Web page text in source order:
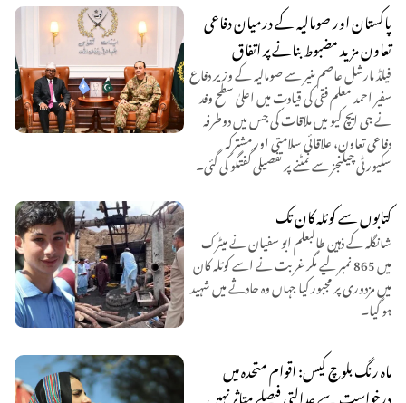
پاکستان اور صومالیہ کے درمیان دفاعی
تعاون مزید مضبوط بنانے پر اتفاق
فیلڈ مارشل عاصم منیر سے صومالیہ کے وزیر دفاع
سفیر احمد معلم فقی کی قیادت میں اعلیٰ سطح وفد
نے جی ایچ کیو میں ملاقات کی جس میں دوطرفہ
دفاعی تعاون، علاقائی سلامتی اور مشترکہ
سکیورٹی چیلنجز سے نمٹنے پر تفصیلی گفتگو کی گئی۔
کتابوں سے کوئلہ کان تک
شانگلہ کے ذہین طالبعلم ابو سفیان نے میٹرک
میں 865 نمبر لیے مگر غربت نے اسے کوئلہ کان
میں مزدوری پر مجبور کیا جہاں وہ حادثے میں شہید
ہو گیا۔
ماہ رنگ بلوچ کیس: اقوام متحدہ میں